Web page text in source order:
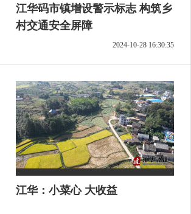
江华码市镇增设警示标志 构筑乡
村交通安全屏障
2024-10-28 16:30:35
江华：小菜心 大收益